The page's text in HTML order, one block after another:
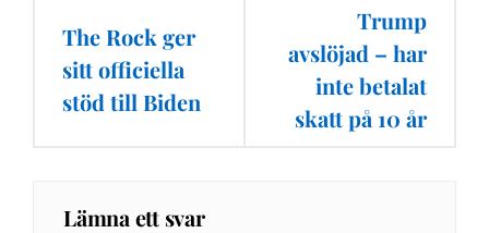
The Rock ger
sitt officiella
stöd till Biden
Trump
avslöjad – har
inte betalat
skatt på 10 år
Lämna ett svar